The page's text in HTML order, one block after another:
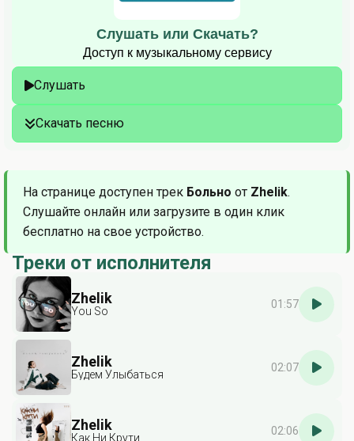
Слушать или Скачать?
Доступ к музыкальному сервису
Слушать
Скачать песню
На странице доступен трек Больно от Zhelik.
Слушайте онлайн или загрузите в один клик
бесплатно на свое устройство.
Треки от исполнителя
Zhelik
You So
01:57
Zhelik
Будем Улыбаться
02:07
Zhelik
Как Ни Крути
02:06